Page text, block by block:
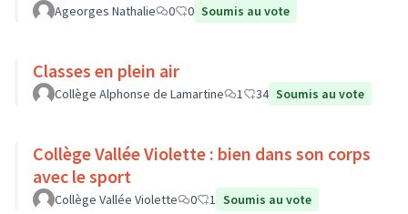
Ageorges Nathalie 0 0 Soumis au vote
Classes en plein air
Collège Alphonse de Lamartine 1 34 Soumis au vote
Collège Vallée Violette : bien dans son corps
avec le sport
Collège Vallée Violette 0 1 Soumis au vote